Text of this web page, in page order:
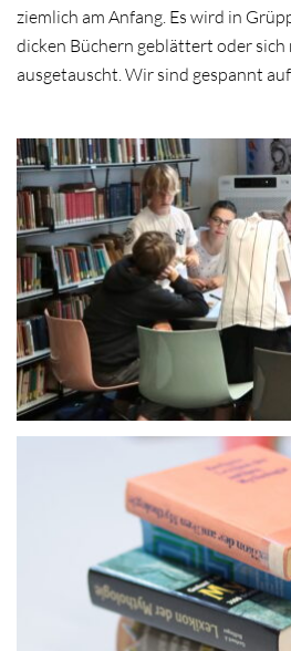
ziemlich am Anfang. Es wird in
dicken Büchern geblättert oder
ausgetauscht. Wir sind gespannt